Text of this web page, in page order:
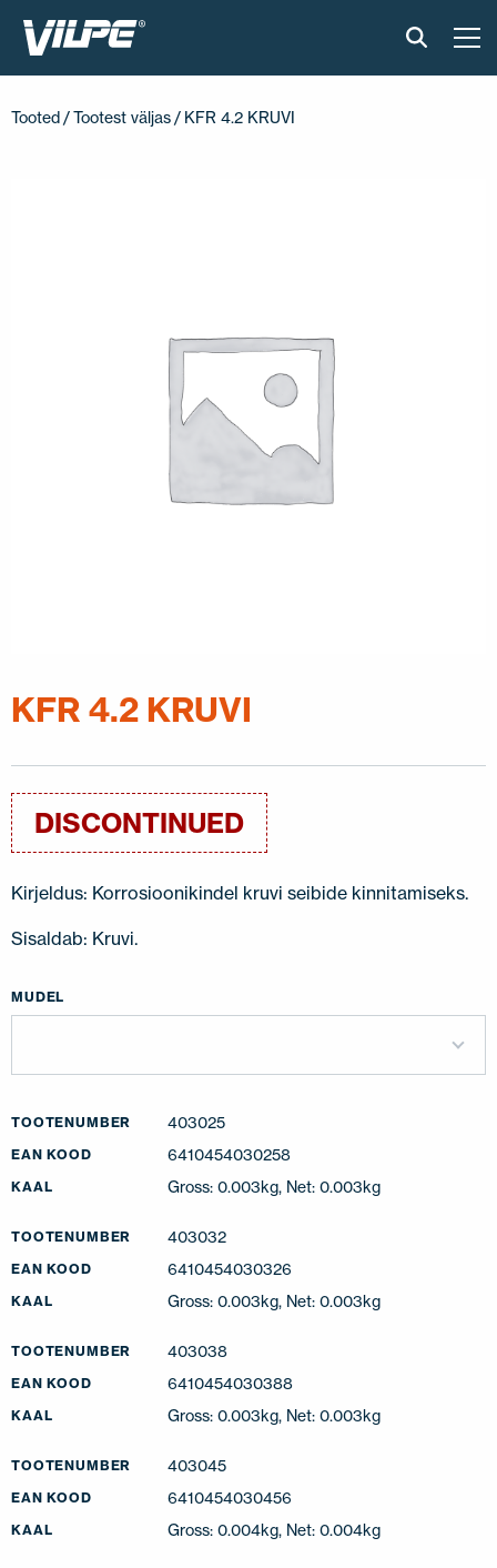
SV-FI LT LV
Tooted /Tootest väljas / KFR 4.2 KRUVI
KFR 4.2 KRUVI
DISCONTINUED
Kirjeldus: Korrosioonikindel kruvi seibide kinnitamiseks.
Sisaldab: Kruvi.
MUDEL
TOOTENUMBER 403025
EAN KOOD 6410454030258
KAAL Gross: 0.003kg, Net: 0.003kg
TOOTENUMBER 403032
EAN KOOD 6410454030326
KAAL Gross: 0.003kg, Net: 0.003kg
TOOTENUMBER 403038
EAN KOOD 6410454030388
KAAL Gross: 0.003kg, Net: 0.003kg
TOOTENUMBER 403045
EAN KOOD 6410454030456
KAAL Gross: 0.004kg, Net: 0.004kg